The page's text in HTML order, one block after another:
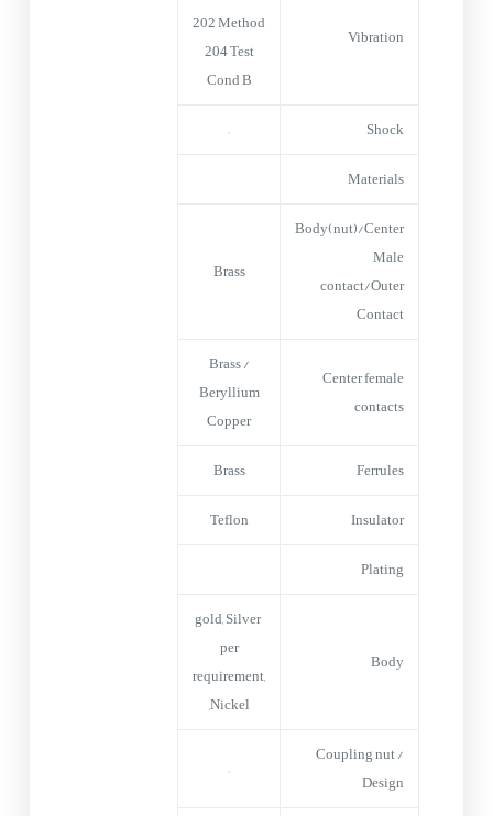
Vibration
202 Method
204 Test
Cond B
Shock
–
Materials
Body(nut)/Center
Male
contact/Outer
Contact
Brass
Center female
contacts
Brass /
Beryllium
Copper
Ferrules
Brass
Insulator
Teflon
Plating
Body
gold, Silver
per
requirement,
Nickel,
Coupling nut /
Design
–